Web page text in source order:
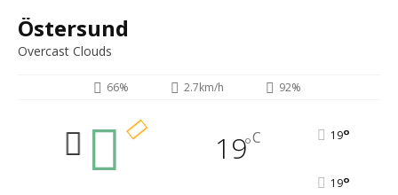
Östersund
Overcast Clouds
66% 2.7km/h 92%
19°C 19°
19°